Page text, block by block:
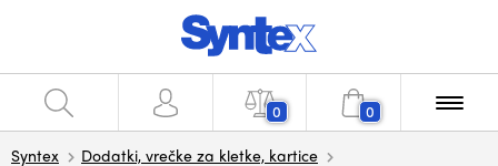
0 0
Syntex
Dodatki, vrečke za kletke, kartice